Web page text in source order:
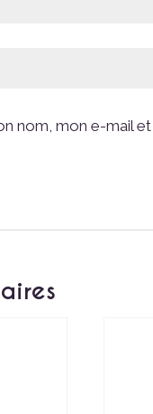
nom, mon e-mail